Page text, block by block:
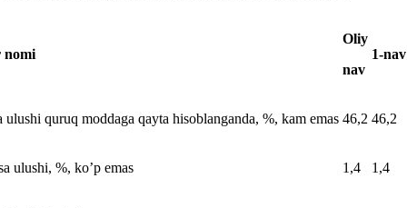
nomi
Oliy
nav
1-nav
ulushi quruq moddaga qayta hisoblanganda, %, kam emas 46,2 46,2
ulushi, %, ko’p emas 1,4 1,4